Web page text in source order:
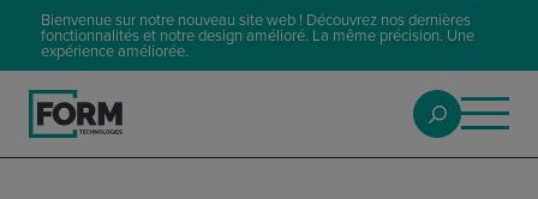
Bienvenue sur notre nouveau site web ! Découvrez nos dernières
fonctionnalités et notre design amélioré. La même précision. Une
expérience améliorée.